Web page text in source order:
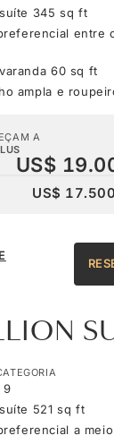
345 sq ft
entre
60 sq ft
ampla e
A
US$
US$ 17.500
9
521 sq ft
a